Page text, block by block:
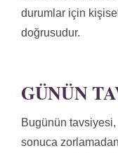
durumlar için kişisel
doğrusudur.
GÜNÜN
Bugünün
sonuca